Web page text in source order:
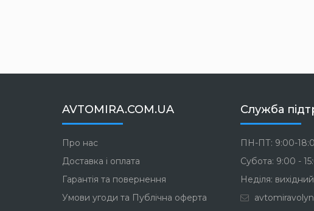
AVTOMIRA.COM.UA
Про нас
Доставка і оплата
Гарантія та повернення
Умови угоди та Публічна оферта
Служба
ПН-ПТ: 9:00-
Субота: 9:00 -
Неділя: вихідний